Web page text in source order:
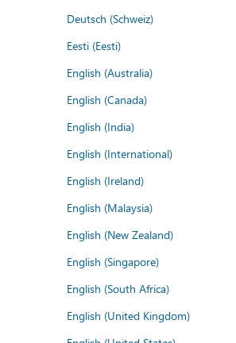
Deutsch (Schweiz)
Eesti (Eesti)
English (Australia)
English (Canada)
English (India)
English (International)
English (Ireland)
English (Malaysia)
English (New Zealand)
English (Singapore)
English (South Africa)
English (United Kingdom)